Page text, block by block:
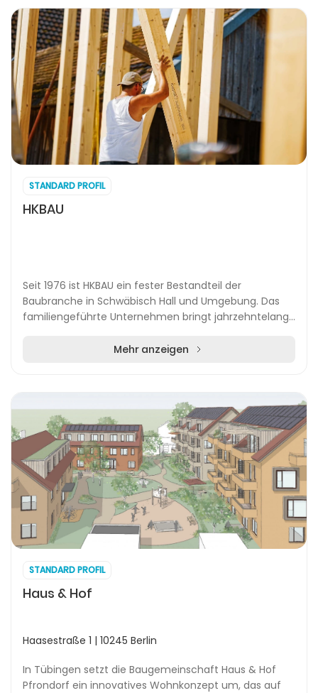
STANDARD PROFIL
HKBAU
Seit 1976 ist HKBAU ein fester Bestandteil der
Baubranche in Schwäbisch Hall und Umgebung. Das
familiengeführte Unternehmen bringt jahrzehntelange
Mehr anzeigen
STANDARD PROFIL
Haus & Hof
Haasestraße 1 | 10245 Berlin
In Tübingen setzt die Baugemeinschaft Haus & Hof
Pfrondorf ein innovatives Wohnkonzept um, das auf